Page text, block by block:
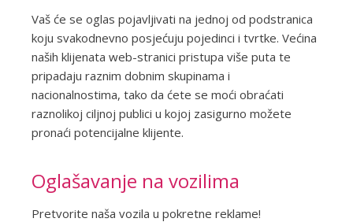
Vaš će se oglas pojavljivati na jednoj od podstranica
koju svakodnevno posjećuju pojedinci i tvrtke. Većina
naših klijenata web-stranici pristupa više puta te
pripadaju raznim dobnim skupinama i
nacionalnostima, tako da ćete se moći obraćati
raznolikoj ciljnoj publici u kojoj zasigurno možete
pronaći potencijalne klijente.
Oglašavanje na vozilima
Pretvorite naša vozila u pokretne reklame!